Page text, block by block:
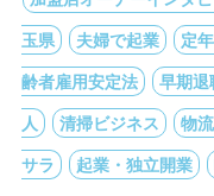
玉県
夫婦で起業 定
齢者雇用安定法
早期退
人
清掃ビジネス 物
サラ
起業・独立開業